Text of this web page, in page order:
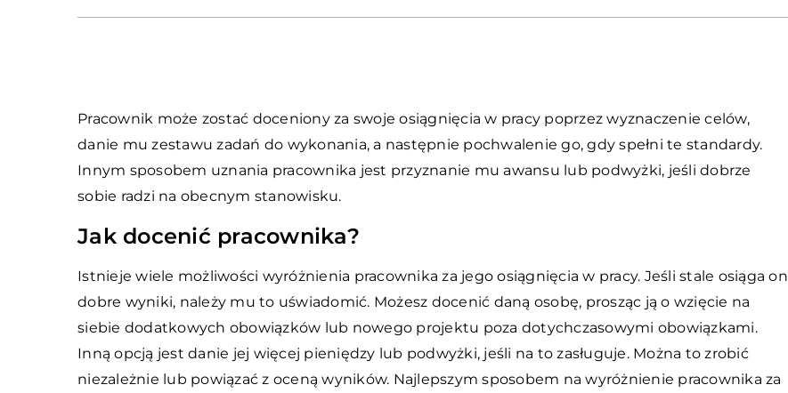
Pracownik może zostać doceniony za swoje osiągnięcia w pracy poprzez wyznaczenie celów,
danie mu zestawu zadań do wykonania, a następnie pochwalenie go, gdy spełni te standardy.
Innym sposobem uznania pracownika jest przyznanie mu awansu lub podwyżki, jeśli dobrze
sobie radzi na obecnym stanowisku.
Jak docenić pracownika?
Istnieje wiele możliwości wyróżnienia pracownika za jego osiągnięcia w pracy. Jeśli stale osiąga on
dobre wyniki, należy mu to uświadomić. Możesz docenić daną osobę, prosząc ją o wzięcie na
siebie dodatkowych obowiązków lub nowego projektu poza dotychczasowymi obowiązkami.
Inną opcją jest danie jej więcej pieniędzy lub podwyżki, jeśli na to zasługuje. Można to zrobić
niezależnie lub powiązać z oceną wyników. Najlepszym sposobem na wyróżnienie pracownika za